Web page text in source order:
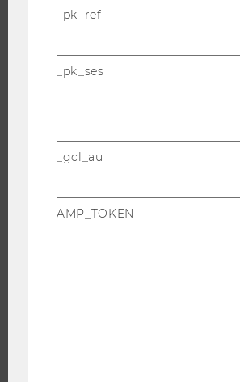
JOBPORTAL
RESEARCH CAREER
_pk_ref
_pk_ses
_gcl_au
AMP_TOKEN